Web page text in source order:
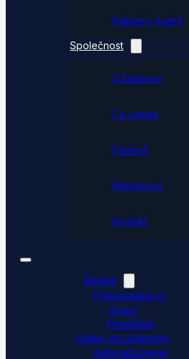
Dativery Agent
Společnost
O Dativery
Co umíme
Partneři
Reference
Kontakt
Řešení
Propojujeme e-
shopy
Přenášíme
platby do účetnictví
Automatizujeme